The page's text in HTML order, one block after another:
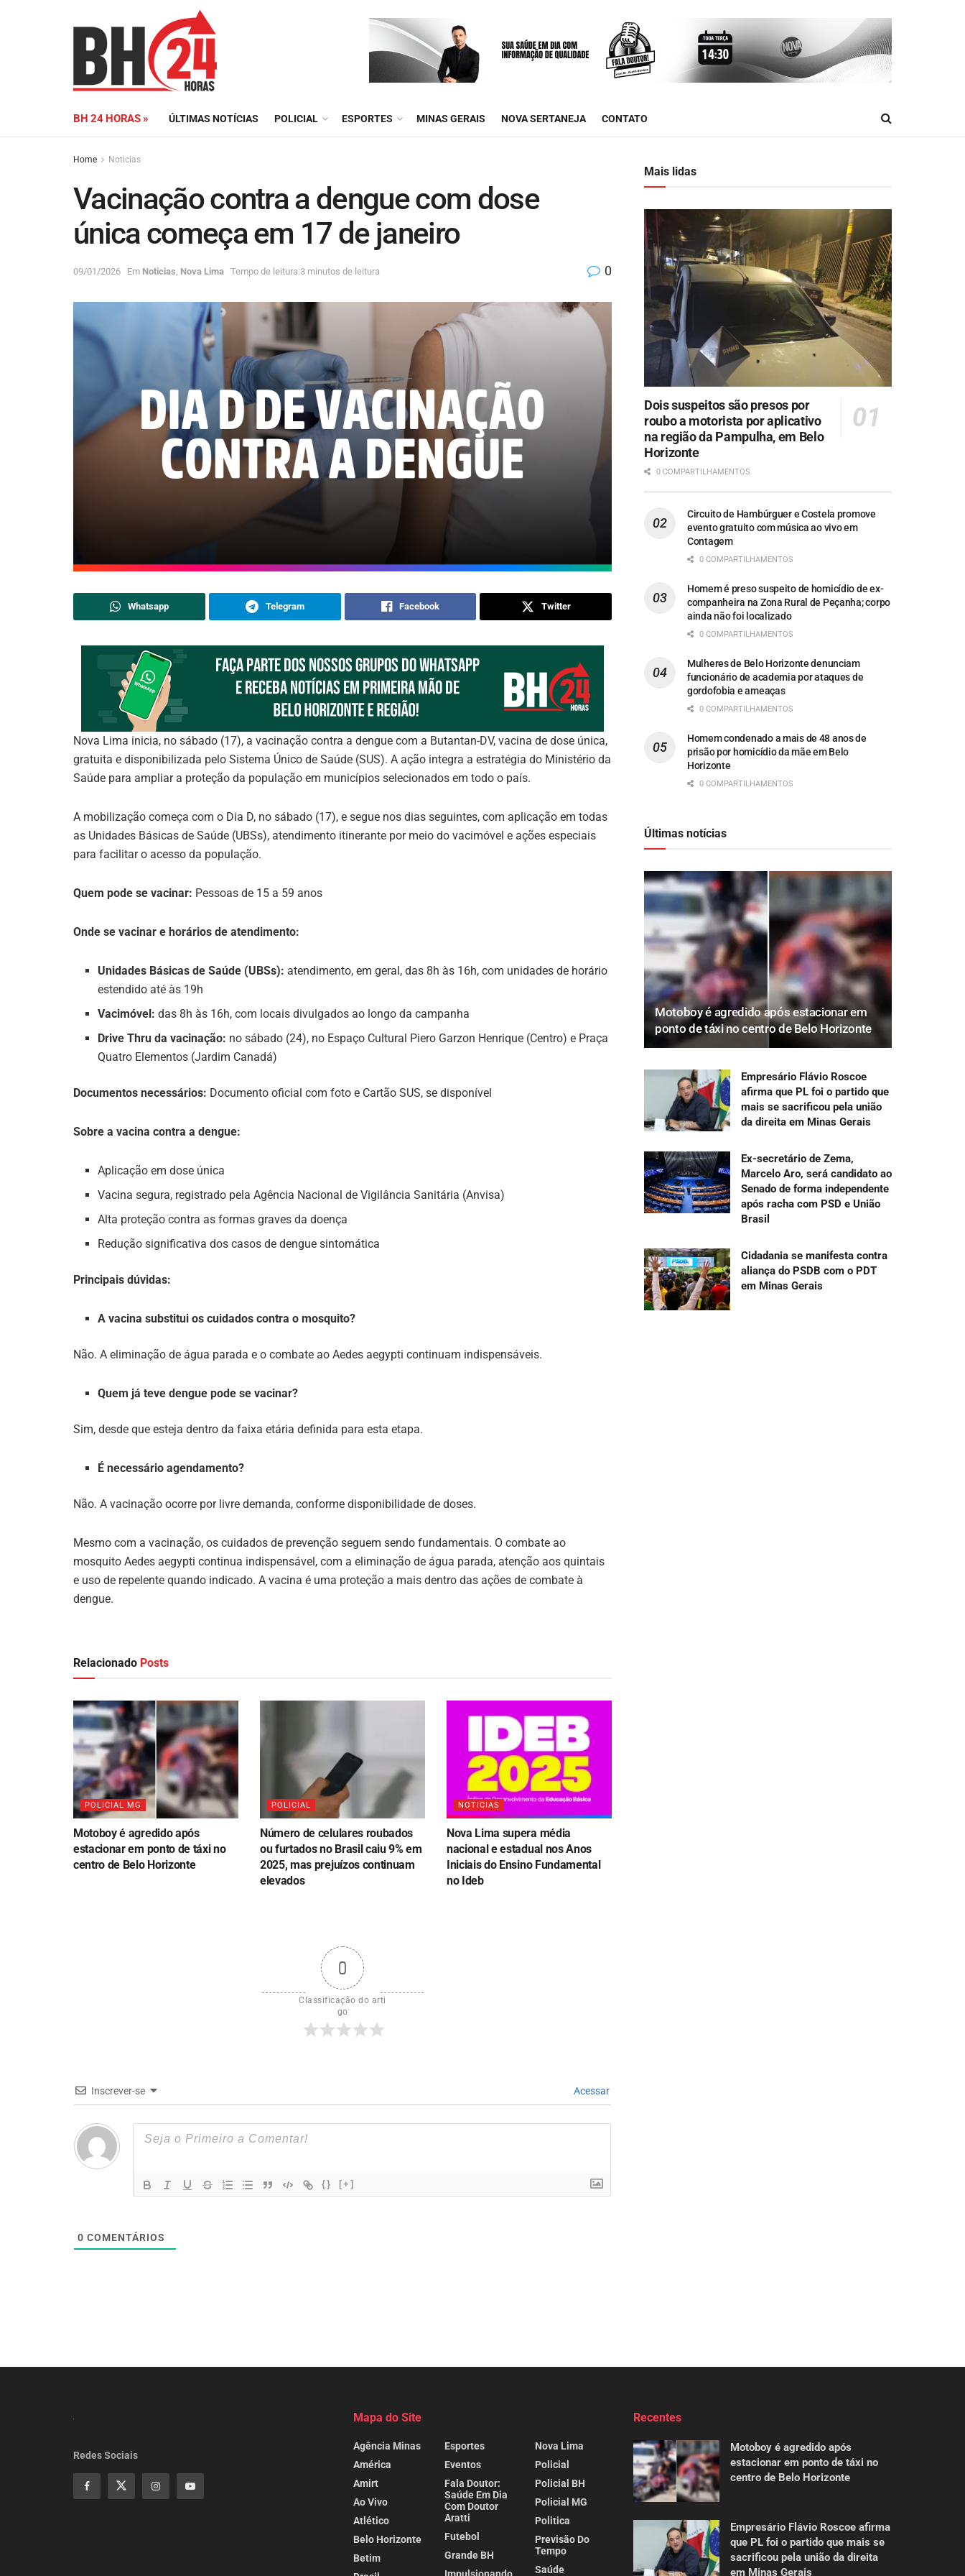
BH 24 HORAS » ÚLTIMAS NOTÍCIAS POLICIAL ESPORTES MINAS GERAIS NOVA SERTANEJA CONTATO
Home Noticias
Vacinação contra a dengue com dose
única começa em 17 de janeiro
09/01/2026 Em Noticias Nova Lima Tempo de leitura:3 minutos de leitura 0
Whatsapp Telegram Facebook Twitter
Nova Lima inicia, no sábado (17), a vacinação contra a dengue com a Butantan-DV, vacina de dose única,
gratuita e disponibilizada pelo Sistema Único de Saúde (SUS). A ação integra a estratégia do Ministério da
Saúde para ampliar a proteção da população em municípios selecionados em todo o país.
A mobilização começa com o Dia D, no sábado (17), e segue nos dias seguintes, com aplicação em todas
as Unidades Básicas de Saúde (UBSs), atendimento itinerante por meio do vacimóvel e ações especiais
para facilitar o acesso da população.
Quem pode se vacinar: Pessoas de 15 a 59 anos
Onde se vacinar e horários de atendimento:
Unidades Básicas de Saúde (UBSs): atendimento, em geral, das 8h às 16h, com unidades de horário
estendido até às 19h
Vacimóvel:das 8h às 16h, com locais divulgados ao longo da campanha
Drive Thru da vacinação: no sábado (24), no Espaço Cultural Piero Garzon Henrique (Centro) e Praça
Quatro Elementos (Jardim Canadá)
Documentos necessários: Documento oficial com foto e Cartão SUS, se disponível
Sobre a vacina contra a dengue:
Aplicação em dose única
Vacina segura, registrado pela Agência Nacional de Vigilância Sanitária (Anvisa)
Alta proteção contra as formas graves da doença
Redução significativa dos casos de dengue sintomática
Principais dúvidas:
A vacina substitui os cuidados contra o mosquito?
Não. A eliminação de água parada e o combate ao Aedes aegypti continuam indispensáveis.
Quem já teve dengue pode se vacinar?
Sim, desde que esteja dentro da faixa etária definida para esta etapa.
É necessário agendamento?
Não. A vacinação ocorre por livre demanda, conforme disponibilidade de doses.
Mesmo com a vacinação, os cuidados de prevenção seguem sendo fundamentais. O combate ao
mosquito Aedes aegypti continua indispensável, com a eliminação de água parada, atenção aos quintais
e uso de repelente quando indicado. A vacina é uma proteção a mais dentro das ações de combate à
dengue.
Relacionado Posts
POLICIAL MG
Motoboy é agredido após
estacionar em ponto de táxi no
centro de Belo Horizonte
POLICIAL
Número de celulares roubados
ou furtados no Brasil caiu 9% em
2025, mas prejuízos continuam
elevados
NOTICIAS
Nova Lima supera média
nacional e estadual nos Anos
Iniciais do Ensino Fundamental
no Ideb
0
Classificação do arti
go
Inscrever-se Acessar
{} [+]
0 COMENTÁRIOS
Mais lidas
Dois suspeitos são presos por
roubo a motorista por aplicativo
na região da Pampulha, em Belo
Horizonte
0 COMPARTILHAMENTOS
Circuito de Hambúrguer e Costela promove
evento gratuito com música ao vivo em
Contagem
0 COMPARTILHAMENTOS
Homem é preso suspeito de homicídio de ex-
companheira na Zona Rural de Peçanha; corpo
ainda não foi localizado
0 COMPARTILHAMENTOS
Mulheres de Belo Horizonte denunciam
funcionário de academia por ataques de
gordofobia e ameaças
0 COMPARTILHAMENTOS
Homem condenado a mais de 48 anos de
prisão por homicídio da mãe em Belo
Horizonte
0 COMPARTILHAMENTOS
Últimas notícias
Motoboy é agredido após estacionar em
ponto de táxi no centro de Belo Horizonte
Empresário Flávio Roscoe
afirma que PL foi o partido que
mais se sacrificou pela união
da direita em Minas Gerais
Ex-secretário de Zema,
Marcelo Aro, será candidato ao
Senado de forma independente
após racha com PSD e União
Brasil
Cidadania se manifesta contra
aliança do PSDB com o PDT
em Minas Gerais
Redes Sociais
Mapa do Site
Agência Minas
América
Amirt
Ao Vivo
Atlético
Belo Horizonte
Betim
Esportes
Eventos
Fala Doutor:
Saúde Em Dia
Com Doutor
Aratti
Futebol
Grande BH
Nova Lima
Policial
Policial BH
Policial MG
Politica
Previsão Do
Tempo
Saúde
Recentes
Motoboy é agredido após
estacionar em ponto de táxi no
centro de Belo Horizonte
Empresário Flávio Roscoe afirma
que PL foi o partido que mais se
sacrificou pela união da direita
em Minas Gerais